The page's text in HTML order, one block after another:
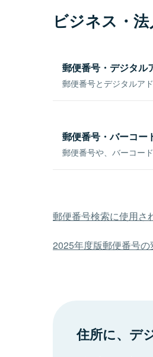
ビジネス・
郵便番号・デジタル
郵便番号とデジタルア
郵便番号・バーコー
郵便番号や、バーコー
郵便番号検索に使用さ
2025年度版郵便番号の
住所に、デ